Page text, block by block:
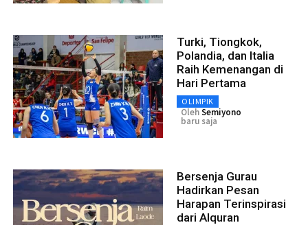
Turki, Tiongkok,
Polandia, dan Italia
Raih Kemenangan di
Hari Pertama
OLIMPIK
OlehSemiyono
baru saja
Bersenja Gurau
Hadirkan Pesan
Harapan Terinspirasi
dari Alquran